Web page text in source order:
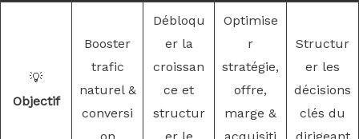
💡
Objectif
Booster
trafic
naturel &
conversi
Débloqu
er la
croissan
ce et
structur
Optimise
r
stratégie,
offre,
marge &
Structur
er les
décisions
clés du